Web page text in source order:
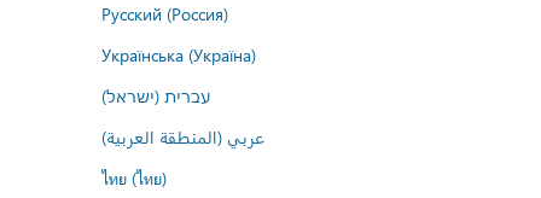
Русский (Россия)
Українська (Україна)
עברית (ישראל)
عربي (المنطقة العربية)
ไทย (ไทย)